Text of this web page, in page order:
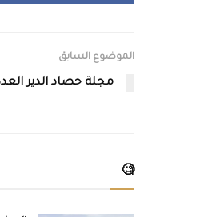
الموضوع السابق
مجلة حصاد الدير العدد
🧐